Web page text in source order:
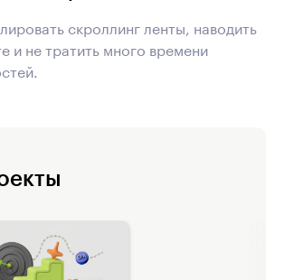
скроллинг ленты, наводить
и не тратить много времени